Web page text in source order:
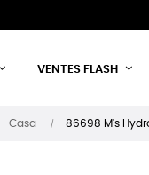
VENTES FLASH
Casa 86698 M's